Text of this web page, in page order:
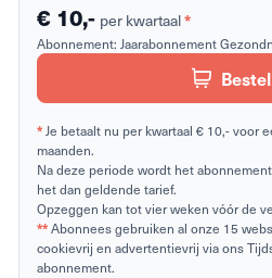
€ 10,- per kwartaal*
Abonnement: Jaarabonnement
* Je betaalt nu per kwartaal € 10,- voor
maanden.
Na deze periode wordt het
het dan geldende tarief.
Opzeggen kan tot vier weken vóór de
**Abonnees gebruiken al onze 15
cookievrij en advertentievrij via ons
abonnement.